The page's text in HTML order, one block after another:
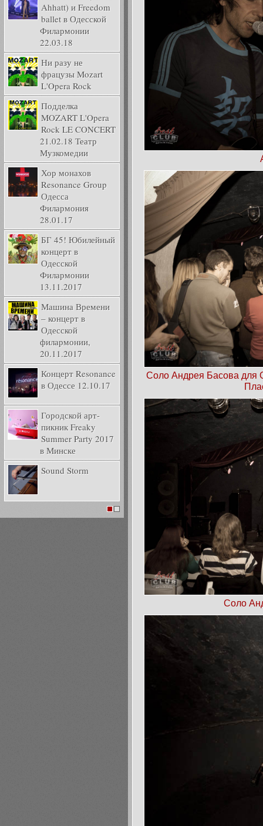
Ahhatt) и Freedom
ballet в Одесской
Филармонии
22.03.18
Ни разу не
фрацузы Mozart
L'Opera Rock
Подделка
MOZART L'Opera
Rock LE CONCERT
21.02.18 Театр
Музкомедии
Хор монахов
Resonance Group
Одесса
Филармония
28.01.17
БГ 45! Юбилейный
концерт в
Одесской
Филармонии
13.11.2017
Машина Времени
– концерт в
Одесской
филармонии,
20.11.2017
Концерт Resonance
в Одессе 12.10.17
Городской арт-
пикник Freaky
Summer Party 2017
в Минске
Sound Storm
Соло Андрея Басова для
Соло